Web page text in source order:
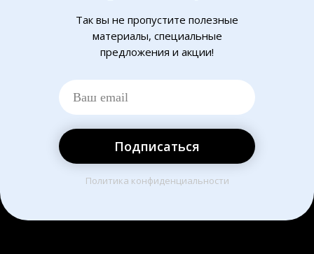
Так вы не пропустите полезные
материалы, специальные
предложения и акции!
Подписаться
Политика конфиденциальности